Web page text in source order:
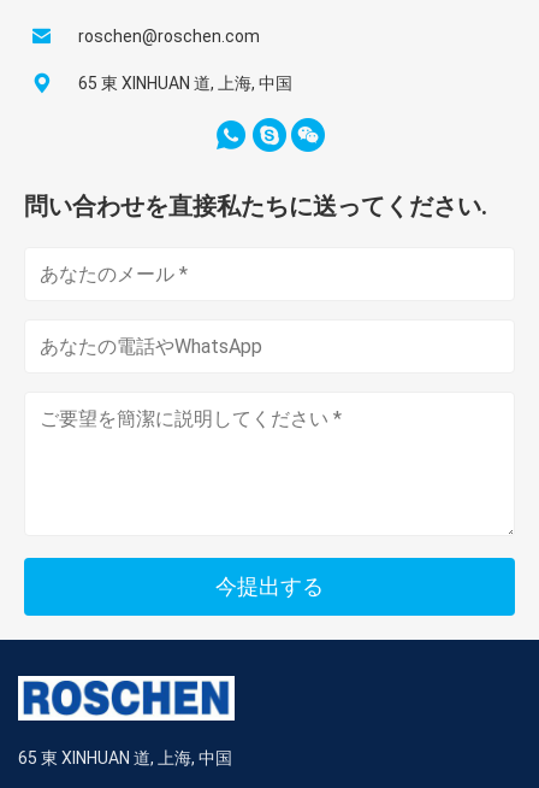
roschen@roschen.com
65 東 XINHUAN 道, 上海, 中国
問い合わせを直接私たちに送ってください.
今提出する
65 東 XINHUAN 道, 上海, 中国